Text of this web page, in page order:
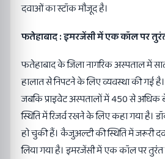
दवाओं का स्टॉक मौजूद है।
फतेहाबाद : इमरजेंसी में एक कॉल पर
फतेहाबाद के जिला नागरिक अस्पताल में
हालात से निपटने के लिए व्यवस्था की गई
जबकि प्राइवेट अस्पतालों में 450 से अधिक
स्थिति में रिजर्व रखने के लिए कहा गया है।
हो चुकी हैं। कैजुअल्टी की स्थिति में जरूरी
लिया गया है। इमरजेंसी में एक कॉल पर तुरंत